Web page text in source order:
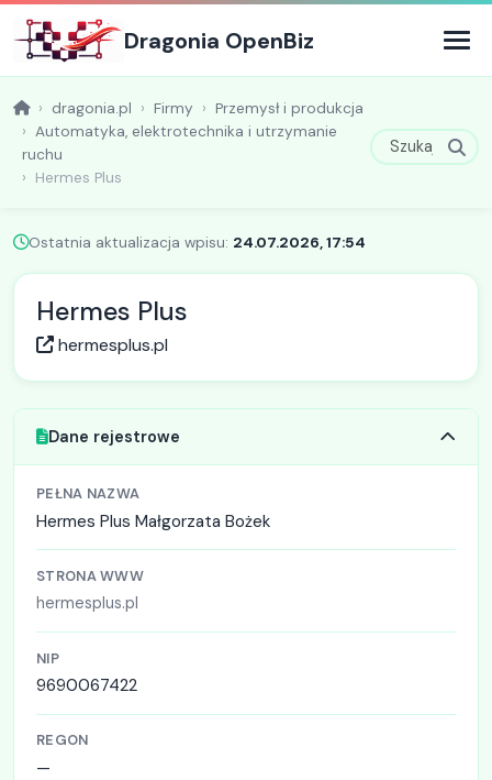
Dragonia OpenBiz
dragonia.pl Firmy
Przemysł i produkcja
Automatyka, elektrotechnika i utrzymanie
ruchu
Hermes Plus
Ostatnia aktualizacja wpisu: 24.07.2026, 17:54
Hermes Plus
hermesplus.pl
Dane rejestrowe
PEŁNA NAZWA
Hermes Plus Małgorzata Bożek
STRONA WWW
hermesplus.pl
NIP
9690067422
REGON
—